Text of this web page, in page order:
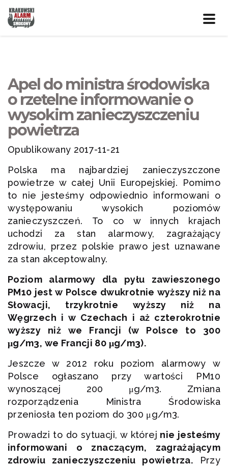
Apel do ministra środowiska
o rzetelne informowanie o
wysokim zanieczyszczeniu
powietrza
Opublikowany 2017-11-21
Polska ma najbardziej zanieczyszczone
powietrze w całej Unii Europejskiej. Pomimo
to nie jesteśmy odpowiednio informowani o
występowaniu wysokich poziomów
zanieczyszczeń. To co w innych krajach
uchodzi za stan alarmowy, zagrażający
zdrowiu, przez polskie prawo jest uznawane
za stan akceptowalny.
Poziom alarmowy dla pyłu zawieszonego
PM10 jest w Polsce dwukrotnie wyższy niż na
Słowacji, trzykrotnie wyższy niż na
Węgrzech i w Czechach i aż czterokrotnie
wyższy niż we Francji (w Polsce to 300
μg/m3, we Francji 80 μg/m3).
Jeszcze w 2012 roku poziom alarmowy w
Polsce ogłaszano przy wartości PM10
wynoszącej 200 μg/m3. Zmiana
rozporządzenia Ministra Środowiska
przeniosła ten poziom do 300 μg/m3.
Prowadzi to do sytuacji, w której nie jesteśmy
informowani o znaczącym, zagrażającym
zdrowiu zanieczyszczeniu powietrza. Przy